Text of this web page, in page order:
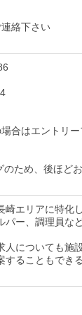
絡下さい
合はエントリ
ため、後ほど
崎エリアに特
パー、調理員な
人についても施
することもでき